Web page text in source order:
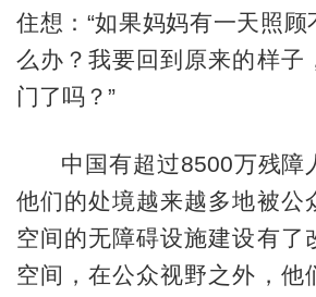
住想：“如果妈妈有一天照
么办？我要回到原来的样子
门了吗？”
中国有超过8500万残障
他们的处境越来越多地被公
空间的无障碍设施建设有了
空间，在公众视野之外，他